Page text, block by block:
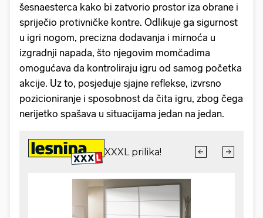
šesnaesterca kako bi zatvorio prostor iza obrane i
spriječio protivničke kontre. Odlikuje ga sigurnost
u igri nogom, precizna dodavanja i mirnoća u
izgradnji napada, što njegovim momčadima
omogućava da kontroliraju igru od samog početka
akcije. Uz to, posjeduje sjajne reflekse, izvrsno
pozicioniranje i sposobnost da čita igru, zbog čega
nerijetko spašava u situacijama jedan na jedan.